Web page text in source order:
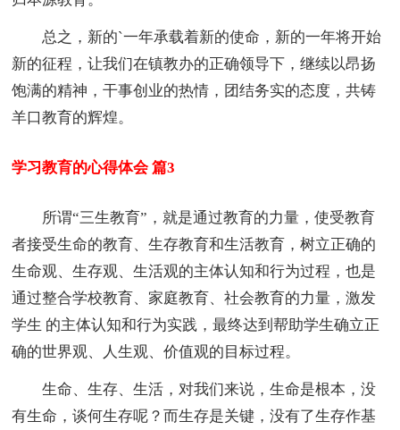
总之，新的`一年承载着新的使命，新的一年将开始
新的征程，让我们在镇教办的正确领导下，继续以昂扬
饱满的精神，干事创业的热情，团结务实的态度，共铸
羊口教育的辉煌。
学习教育的心得体会 篇3
所谓“三生教育”，就是通过教育的力量，使受教育
者接受生命的教育、生存教育和生活教育，树立正确的
生命观、生存观、生活观的主体认知和行为过程，也是
通过整合学校教育、家庭教育、社会教育的力量，激发
学生 的主体认知和行为实践，最终达到帮助学生确立正
确的世界观、人生观、价值观的目标过程。
生命、生存、生活，对我们来说，生命是根本，没
有生命，谈何生存呢？而生存是关键，没有了生存作基